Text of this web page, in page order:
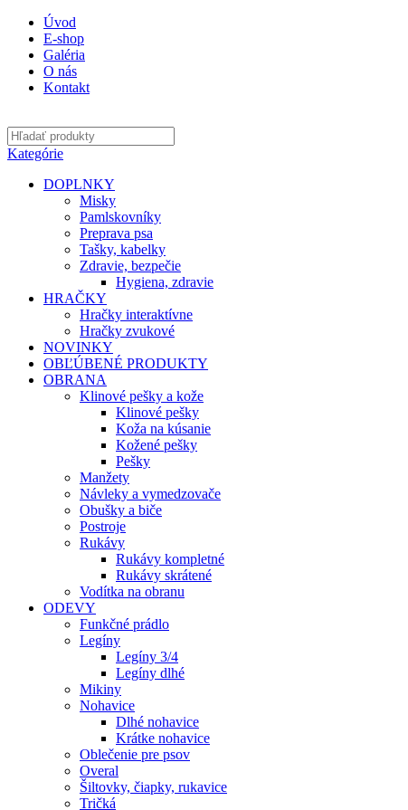
Úvod
E-shop
Galéria
O nás
Kontakt
Kategórie
DOPLNKY
Misky
Pamlskovníky
Preprava psa
Tašky, kabelky
Zdravie, bezpečie
Hygiena, zdravie
HRAČKY
Hračky interaktívne
Hračky zvukové
NOVINKY
OBĽÚBENÉ PRODUKTY
OBRANA
Klinové pešky a kože
Klinové pešky
Koža na kúsanie
Kožené pešky
Pešky
Manžety
Návleky a vymedzovače
Obušky a biče
Postroje
Rukávy
Rukávy kompletné
Rukávy skrátené
Vodítka na obranu
ODEVY
Funkčné prádlo
Legíny
Legíny 3/4
Legíny dlhé
Mikiny
Nohavice
Dlhé nohavice
Krátke nohavice
Oblečenie pre psov
Overal
Šiltovky, čiapky, rukavice
Tričká